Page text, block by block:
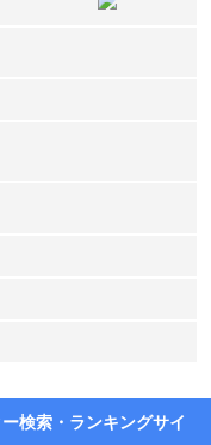
ー検索・ランキングサイ